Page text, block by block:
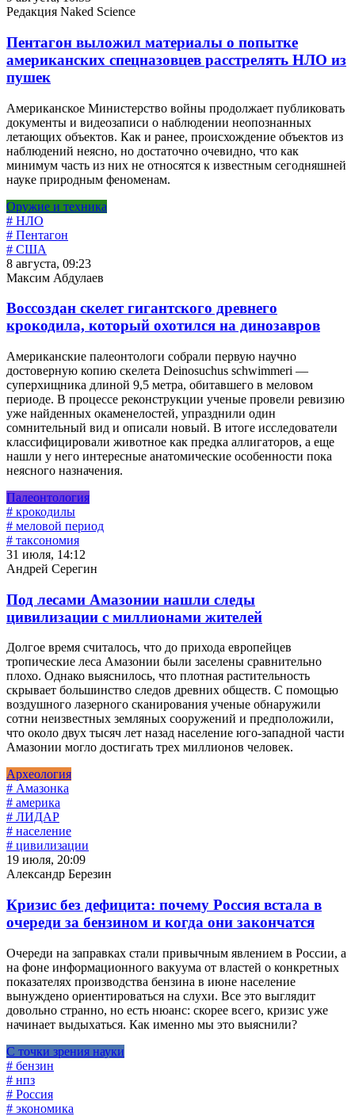
Редакция Naked Science
Пентагон выложил материалы о попытке
американских спецназовцев расстрелять НЛО из
пушек
Американское Министерство войны продолжает публиковать
документы и видеозаписи о наблюдении неопознанных
летающих объектов. Как и ранее, происхождение объектов из
наблюдений неясно, но достаточно очевидно, что как
минимум часть из них не относятся к известным сегодняшней
науке природным феноменам.
Оружие и техника
# НЛО
# Пентагон
# США
8 августа, 09:23
Максим Абдулаев
Воссоздан скелет гигантского древнего
крокодила, который охотился на динозавров
Американские палеонтологи собрали первую научно
достоверную копию скелета Deinosuchus schwimmeri —
суперхищника длиной 9,5 метра, обитавшего в меловом
периоде. В процессе реконструкции ученые провели ревизию
уже найденных окаменелостей, упразднили один
сомнительный вид и описали новый. В итоге исследователи
классифицировали животное как предка аллигаторов, а еще
нашли у него интересные анатомические особенности пока
неясного назначения.
Палеонтология
# крокодилы
# меловой период
# таксономия
31 июля, 14:12
Андрей Серегин
Под лесами Амазонии нашли следы
цивилизации с миллионами жителей
Долгое время считалось, что до прихода европейцев
тропические леса Амазонии были заселены сравнительно
плохо. Однако выяснилось, что плотная растительность
скрывает большинство следов древних обществ. С помощью
воздушного лазерного сканирования ученые обнаружили
сотни неизвестных земляных сооружений и предположили,
что около двух тысяч лет назад население юго-западной части
Амазонии могло достигать трех миллионов человек.
Археология
# Амазонка
# америка
# ЛИДАР
# население
# цивилизации
19 июля, 20:09
Александр Березин
Кризис без дефицита: почему Россия встала в
очереди за бензином и когда они закончатся
Очереди на заправках стали привычным явлением в России, а
на фоне информационного вакуума от властей о конкретных
показателях производства бензина в июне население
вынуждено ориентироваться на слухи. Все это выглядит
довольно странно, но есть нюанс: скорее всего, кризис уже
начинает выдыхаться. Как именно мы это выяснили?
С точки зрения науки
# бензин
# нпз
# Россия
# экономика